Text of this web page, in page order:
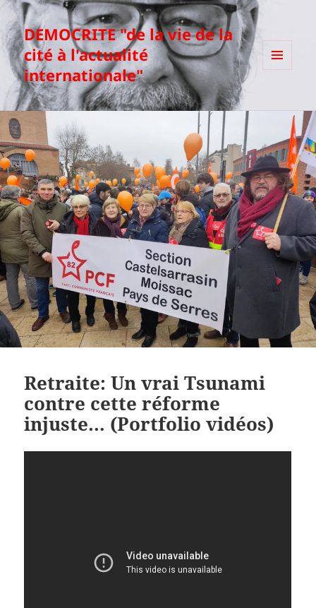
DEMOCRITE "de la vie de la
cité à l'actualité
internationale"
Retraite: Un vrai Tsunami
contre cette réforme
injuste… (Portfolio vidéos)